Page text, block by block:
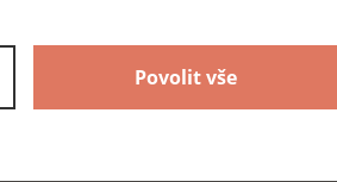
Povolit vše